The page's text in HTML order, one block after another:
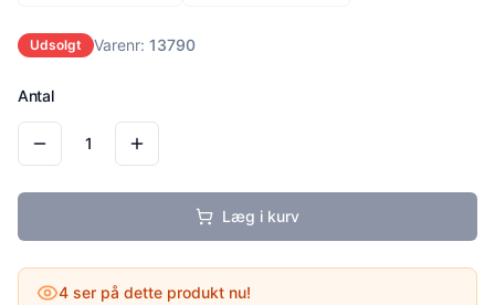
Udsolgt Varenr: 13790
Antal
1
Læg i kurv
4 ser på dette produkt nu!